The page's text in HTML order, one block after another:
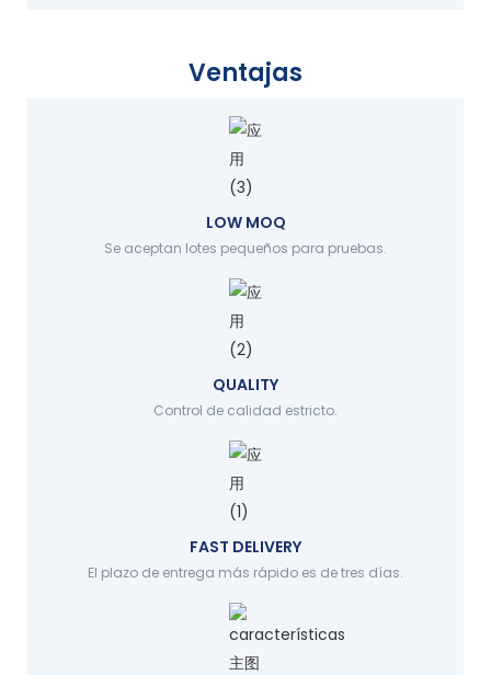
Ventajas
LOW MOQ
Se aceptan lotes pequeños para pruebas.
QUALITY
Control de calidad estricto.
FAST DELIVERY
El plazo de entrega más rápido es de tres días.